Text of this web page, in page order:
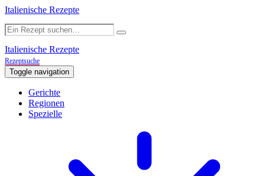
Italienische Rezepte
Italienische Rezepte
Rezeptsuche
Toggle navigation
Gerichte
Regionen
Spezielle